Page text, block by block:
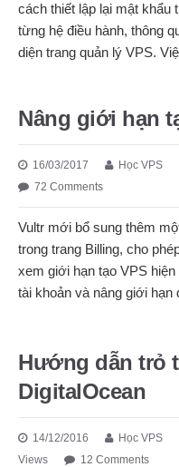
cách thiết lập lại mật khẩu
từng hệ điều hành, thông
diện trang quản lý VPS.
Nâng giới hạn
16/03/2017 Học VPS
72 Comments
Vultr mới bổ sung thêm
trong trang Billing, cho
xem giới hạn tạo VPS hiện
tài khoản và nâng giới hạn
Hướng dẫn trỏ
DigitalOcean
14/12/2016 Học VPS
Views
12 Comments